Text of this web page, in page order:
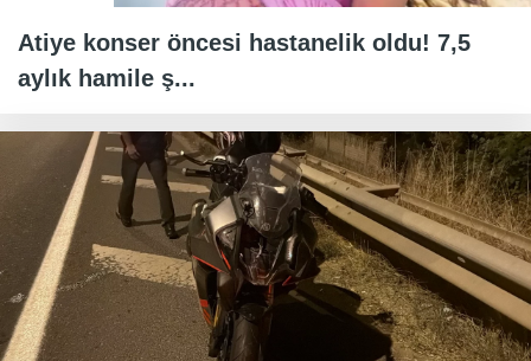
Atiye konser öncesi hastanelik oldu! 7,5
aylık hamile ş...